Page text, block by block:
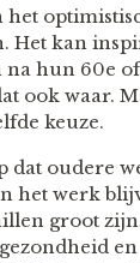
Het kan
na hun 60e
ook waar.
keuze.
dat oudere
het werk
groot